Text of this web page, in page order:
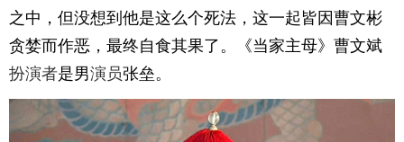
之中，但没想到他是这么个死法，这一起皆因曹文彬
贪婪而作恶，最终自食其果了。《当家主母》曹文斌
扮演者是男演员张垒。